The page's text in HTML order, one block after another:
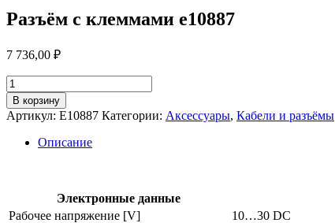
Разъём с клеммами e10887
7 736,00 ₽
Количество
товара
Разъём
с
клеммами
e10887
В корзину
Артикул: E10887 Категории: Аксессуары, Кабели и разъёмы
Описание
Электронные данные
Рабочее напряжение [V]
10…30 DC